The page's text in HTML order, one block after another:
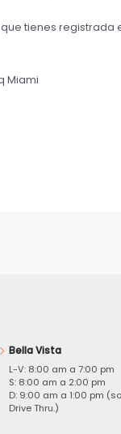
que tienes registrada
Bella Vista
L-V: 8:00 am a 7:00 pm
S: 8:00 am a 2:00 pm
D: 9:00 am a 1:00 pm
Drive Thru.)